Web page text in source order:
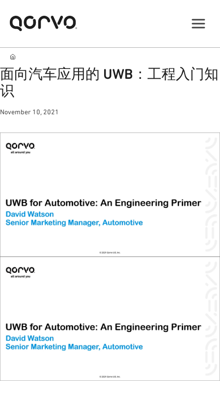
面向汽车应用的 UWB：工程入门知
识
November 10, 2021
超宽带技术 (UWB) 是一种射频无线技术，支持无数需要精准定
感器套件中。本次会议将涵盖 UWB 技术的最新进展，以及在关
键乘客安全、身份验证和安全以及车对万物 (V2X) 方面的车辆用
例。